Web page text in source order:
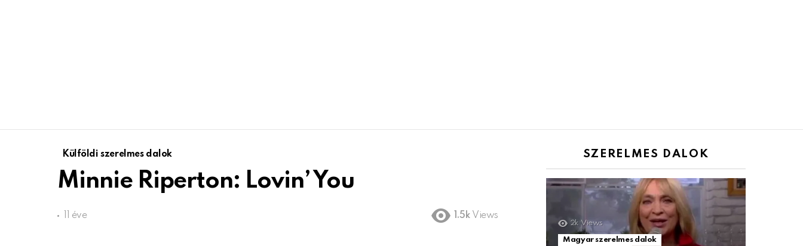
Külföldi szerelmes dalok
Minnie Riperton: Lovin’ You
11 éve 1.5k Views
SZERELMES DALOK
2k Views
Magyar szerelmes dalok